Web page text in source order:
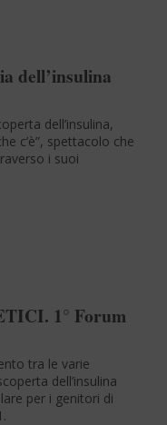
dell’insulina
dell’insulina,
c’è”, spettacolo che
i suoi
1° Forum
tra le varie
dell’insulina
per i genitori di